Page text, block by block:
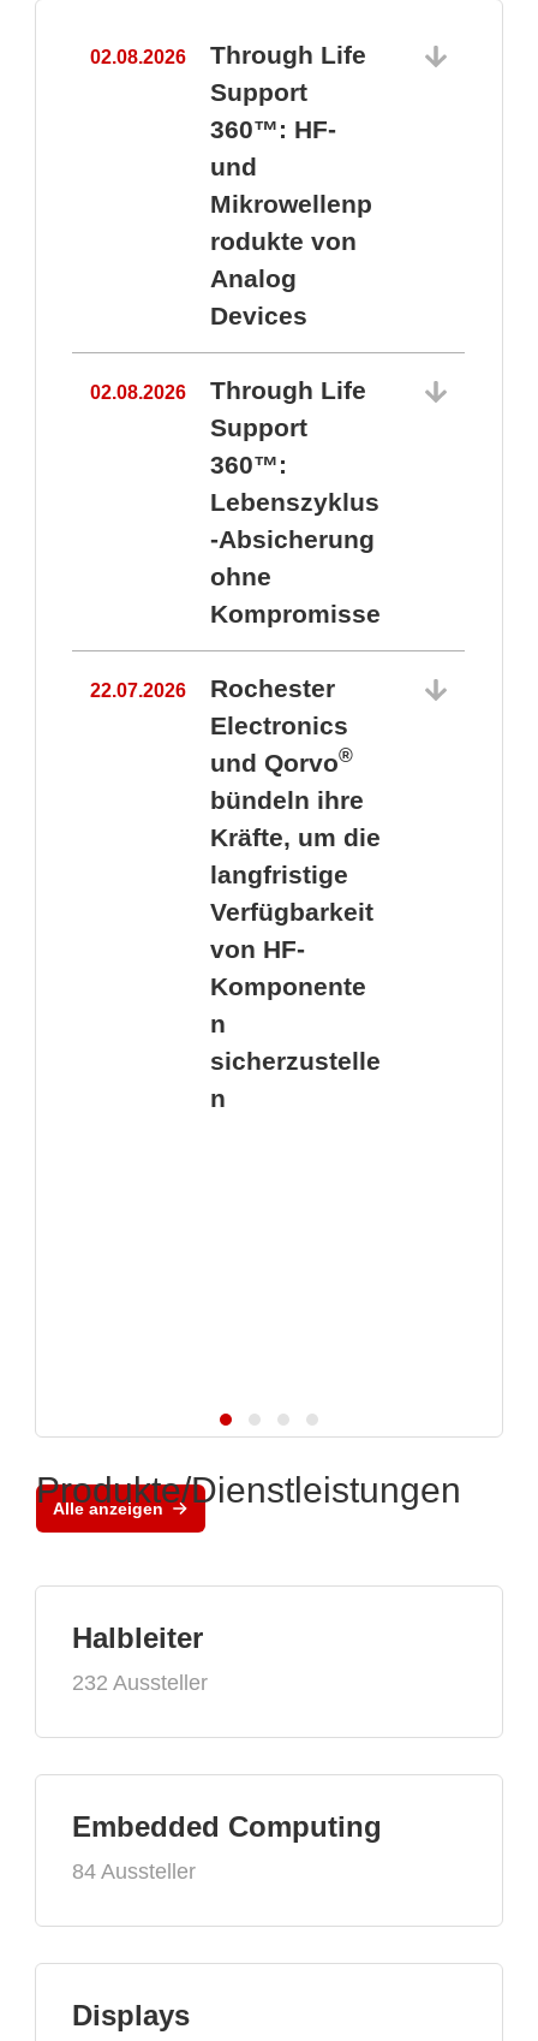
02.08.2026
Through Life
Support
360™: HF-
und
Mikrowellenp
rodukte von
Analog
Devices
02.08.2026
Through Life
Support
360™:
Lebenszyklus
-Absicherung
ohne
Kompromisse
22.07.2026
Rochester
Electronics
und Qorvo®
bündeln ihre
Kräfte, um die
langfristige
Verfügbarkeit
von HF-
Komponente
n
sicherzustelle
n
Alle anzeigen
Produkte/Dienstleistungen
Halbleiter
232 Aussteller
Embedded Computing
84 Aussteller
Displays